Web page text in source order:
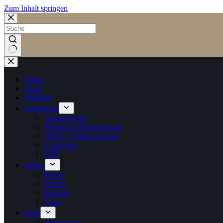
Zum Inhalt springen
Keine
Ergebnisse
Home
about
Wedding
Leistungen
Tierfotografie
Portrait- & Paarfotografie
*NEU* Video-Analyse
Coachings
B2B
galerie
Pferde
Hunde
Portraits
Paare
Shop